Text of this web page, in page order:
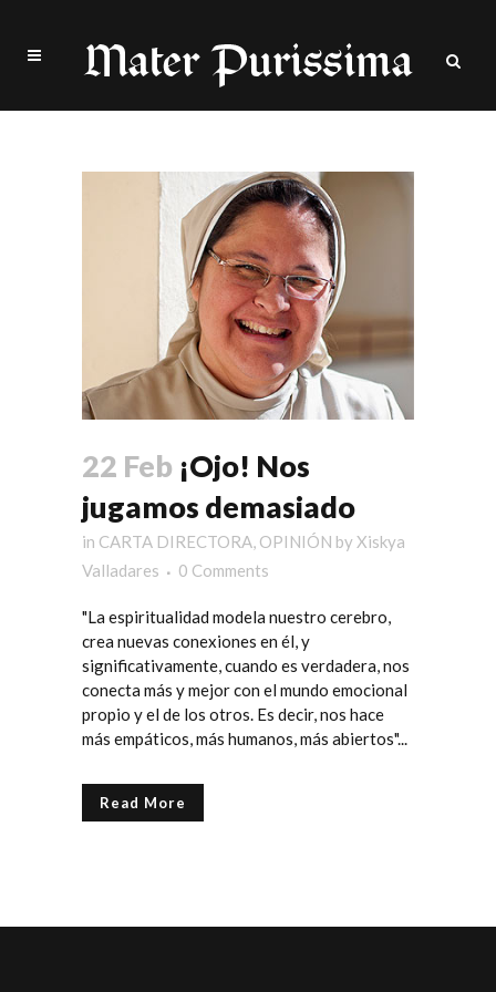
22 Feb ¡Ojo! Nos
jugamos demasiado
in CARTA DIRECTORA, OPINIÓN by Xiskya
Valladares
0 Comments
"La espiritualidad modela nuestro cerebro,
crea nuevas conexiones en él, y
significativamente, cuando es verdadera, nos
conecta más y mejor con el mundo emocional
propio y el de los otros. Es decir, nos hace
más empáticos, más humanos, más abiertos"...
Read More